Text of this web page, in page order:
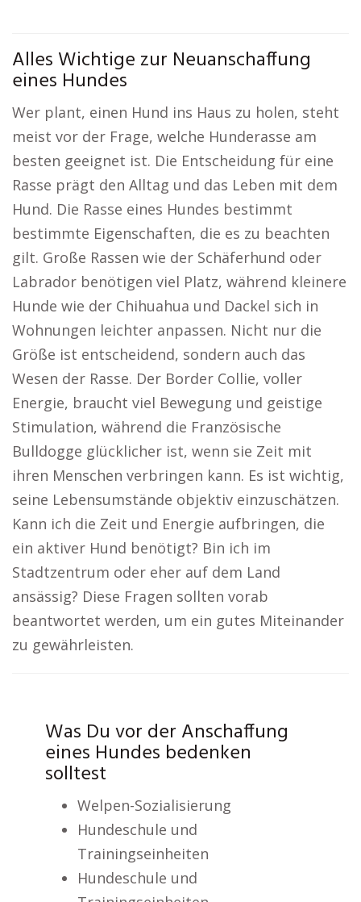
Alles Wichtige zur Neuanschaffung
eines Hundes
Wer plant, einen Hund ins Haus zu holen, steht
meist vor der Frage, welche Hunderasse am
besten geeignet ist. Die Entscheidung für eine
Rasse prägt den Alltag und das Leben mit dem
Hund. Die Rasse eines Hundes bestimmt
bestimmte Eigenschaften, die es zu beachten
gilt. Große Rassen wie der Schäferhund oder
Labrador benötigen viel Platz, während kleinere
Hunde wie der Chihuahua und Dackel sich in
Wohnungen leichter anpassen. Nicht nur die
Größe ist entscheidend, sondern auch das
Wesen der Rasse. Der Border Collie, voller
Energie, braucht viel Bewegung und geistige
Stimulation, während die Französische
Bulldogge glücklicher ist, wenn sie Zeit mit
ihren Menschen verbringen kann. Es ist wichtig,
seine Lebensumstände objektiv einzuschätzen.
Kann ich die Zeit und Energie aufbringen, die
ein aktiver Hund benötigt? Bin ich im
Stadtzentrum oder eher auf dem Land
ansässig? Diese Fragen sollten vorab
beantwortet werden, um ein gutes Miteinander
zu gewährleisten.
Was Du vor der Anschaffung
eines Hundes bedenken
solltest
Welpen-Sozialisierung
Hundeschule und
Trainingseinheiten
Hundeschule und